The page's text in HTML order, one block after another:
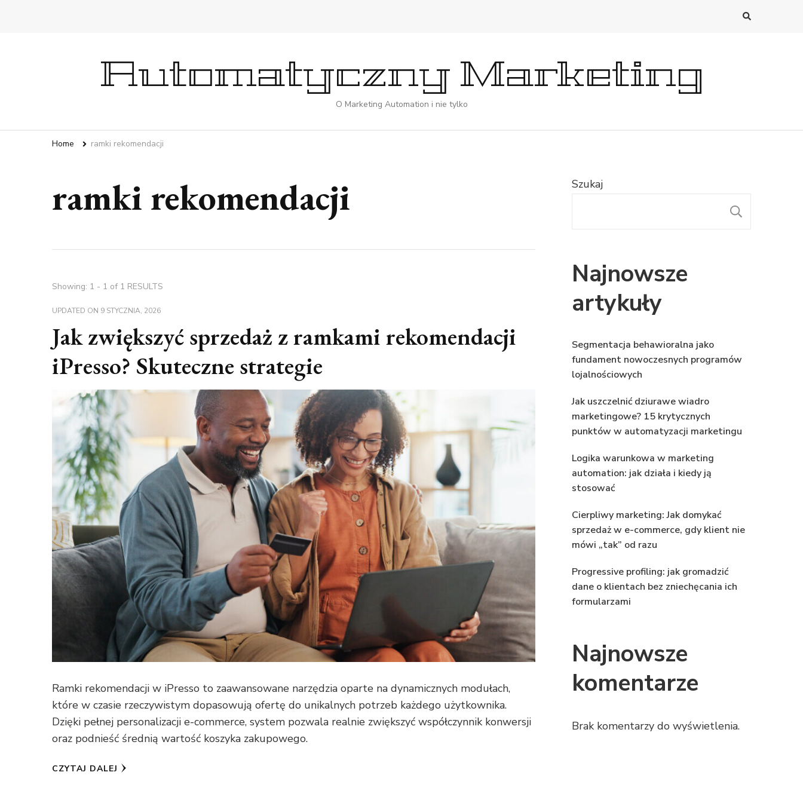
Automatyczny Marketing
O Marketing Automation i nie tylko
Home ramki rekomendacji
ramki rekomendacji
Showing: 1 - 1 of 1 RESULTS
UPDATED ON 9 STYCZNIA, 2026
Jak zwiększyć sprzedaż z ramkami rekomendacji
iPresso? Skuteczne strategie
Ramki rekomendacji w iPresso to zaawansowane narzędzia oparte na dynamicznych modułach,
które w czasie rzeczywistym dopasowują ofertę do unikalnych potrzeb każdego użytkownika.
Dzięki pełnej personalizacji e-commerce, system pozwala realnie zwiększyć współczynnik konwersji
oraz podnieść średnią wartość koszyka zakupowego.
CZYTAJ DALEJ
Szukaj
Najnowsze
artykuły
Segmentacja behawioralna jako
fundament nowoczesnych programów
lojalnościowych
Jak uszczelnić dziurawe wiadro
marketingowe? 15 krytycznych
punktów w automatyzacji marketingu
Logika warunkowa w marketing
automation: jak działa i kiedy ją
stosować
Cierpliwy marketing: Jak domykać
sprzedaż w e-commerce, gdy klient nie
mówi „tak” od razu
Progressive profiling: jak gromadzić
dane o klientach bez zniechęcania ich
formularzami
Najnowsze
komentarze
Brak komentarzy do wyświetlenia.